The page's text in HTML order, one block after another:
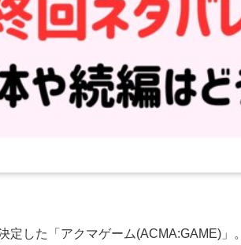
定した「アクマゲーム(ACMA:GAME)」。